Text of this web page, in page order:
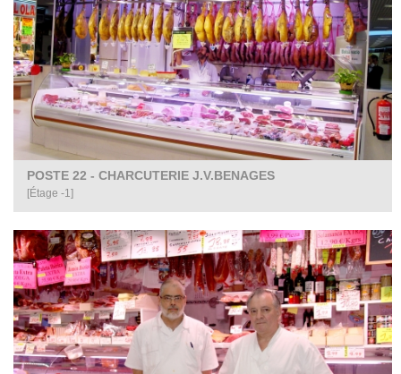
POSTE 22 - CHARCUTERIE J.V.BENAGES
[Étage -1]